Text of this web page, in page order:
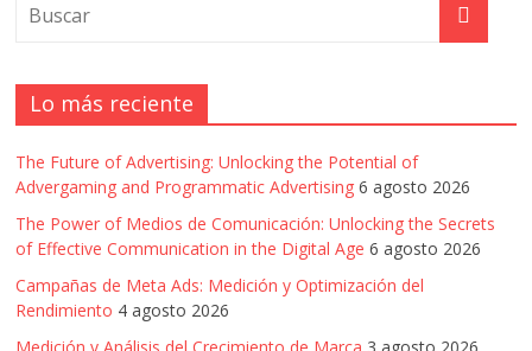
Magazine
de
Publicidad
y
Marketing
Lo más reciente
The Future of Advertising: Unlocking the Potential of
Advergaming and Programmatic Advertising 6 agosto 2026
The Power of Medios de Comunicación: Unlocking the Secrets
of Effective Communication in the Digital Age 6 agosto 2026
Campañas de Meta Ads: Medición y Optimización del
Rendimiento 4 agosto 2026